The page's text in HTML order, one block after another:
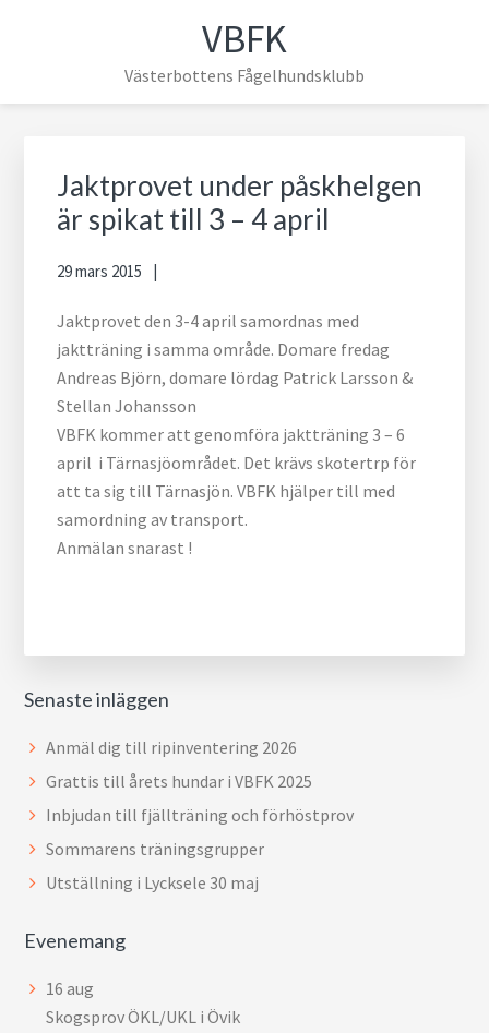
primära
VBFK
Västerbottens Fågelhundsklubb
Jaktprovet under påskhelgen
är spikat till 3 – 4 april
29 mars 2015
Jaktprovet den 3-4 april samordnas med
jaktträning i samma område. Domare fredag
Andreas Björn, domare lördag Patrick Larsson &
Stellan Johansson
VBFK kommer att genomföra jaktträning 3 – 6
april i Tärnasjöområdet. Det krävs skotertrp för
att ta sig till Tärnasjön. VBFK hjälper till med
samordning av transport.
Anmälan snarast !
sidofält
Senaste inläggen
Anmäl dig till ripinventering 2026
Grattis till årets hundar i VBFK 2025
Inbjudan till fjällträning och förhöstprov
Sommarens träningsgrupper
Utställning i Lycksele 30 maj
Evenemang
16 aug
Skogsprov ÖKL/UKL i Övik